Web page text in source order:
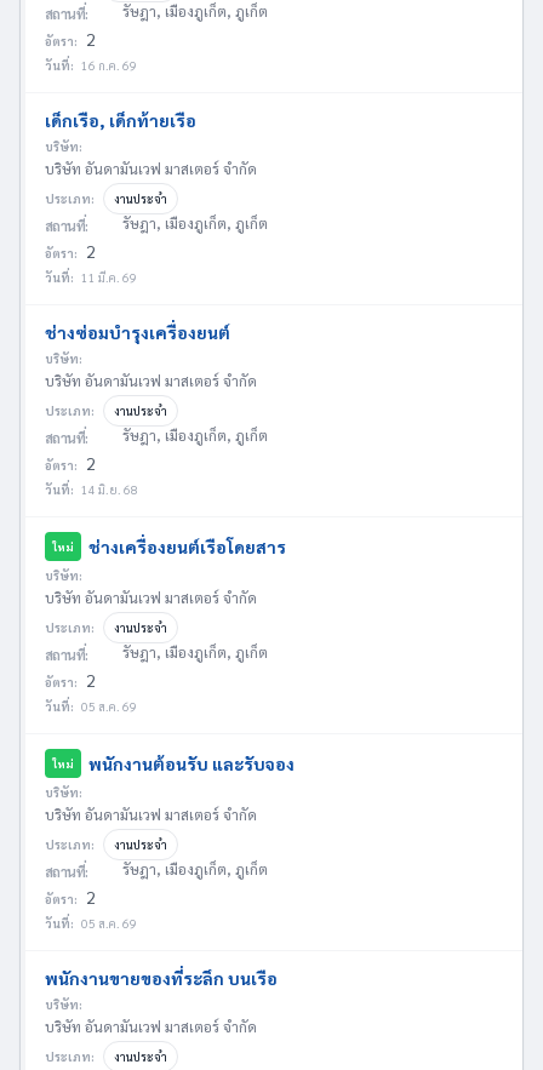
สถานที่: รัษฎา, เมืองภูเก็ต, ภูเก็ต
อัตรา: 2
วันที่: 16 ก.ค. 69
เด็กเรือ, เด็กท้ายเรือ
บริษัท:
บริษัท อันดามันเวฟ มาสเตอร์ จำกัด
ประเภท: งานประจำ
สถานที่: รัษฎา, เมืองภูเก็ต, ภูเก็ต
อัตรา: 2
วันที่: 11 มี.ค. 69
ช่างซ่อมบำรุงเครื่องยนต์
บริษัท:
บริษัท อันดามันเวฟ มาสเตอร์ จำกัด
ประเภท: งานประจำ
สถานที่: รัษฎา, เมืองภูเก็ต, ภูเก็ต
อัตรา: 2
วันที่: 14 มิ.ย. 68
ใหม่ ช่างเครื่องยนต์เรือโดยสาร
บริษัท:
บริษัท อันดามันเวฟ มาสเตอร์ จำกัด
ประเภท: งานประจำ
สถานที่: รัษฎา, เมืองภูเก็ต, ภูเก็ต
อัตรา: 2
วันที่: 05 ส.ค. 69
ใหม่ พนักงานต้อนรับ และรับจอง
บริษัท:
บริษัท อันดามันเวฟ มาสเตอร์ จำกัด
ประเภท: งานประจำ
สถานที่: รัษฎา, เมืองภูเก็ต, ภูเก็ต
อัตรา: 2
วันที่: 05 ส.ค. 69
พนักงานขายของที่ระลึก บนเรือ
บริษัท:
บริษัท อันดามันเวฟ มาสเตอร์ จำกัด
ประเภท: งานประจำ